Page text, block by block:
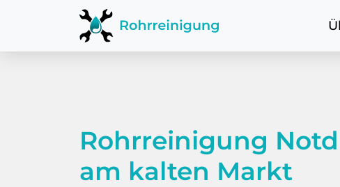
Rohrreinigung
am kalten Markt